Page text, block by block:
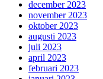
december 2023
november 2023
oktober 2023
augusti 2023
juli 2023
april 2023
februari 2023